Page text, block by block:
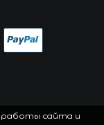
работы сайта и